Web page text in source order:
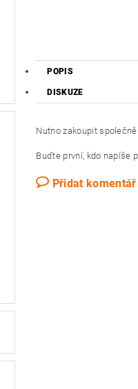
POPIS
DISKUZE
Nutno zakoupit společně
Buďte první, kdo napíše
Přidat komentář